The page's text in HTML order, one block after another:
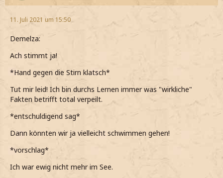
11. Juli 2021 um 15:50
Demelza:
Ach stimmt ja!
*Hand gegen die Stirn klatsch*
Tut mir leid! Ich bin durchs Lernen immer was "wirkliche"
Fakten betrifft total verpeilt.
*entschuldigend sag*
Dann könnten wir ja vielleicht schwimmen gehen!
*vorschlag*
Ich war ewig nicht mehr im See.